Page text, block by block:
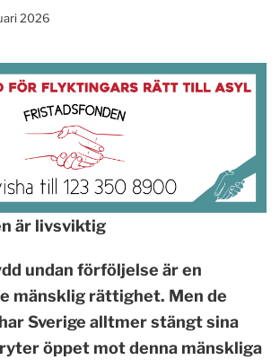
2026
är livsviktig
undan förföljelse är en
mänsklig rättighet. Men de
har Sverige alltmer stängt sina
öppet mot denna mänskliga